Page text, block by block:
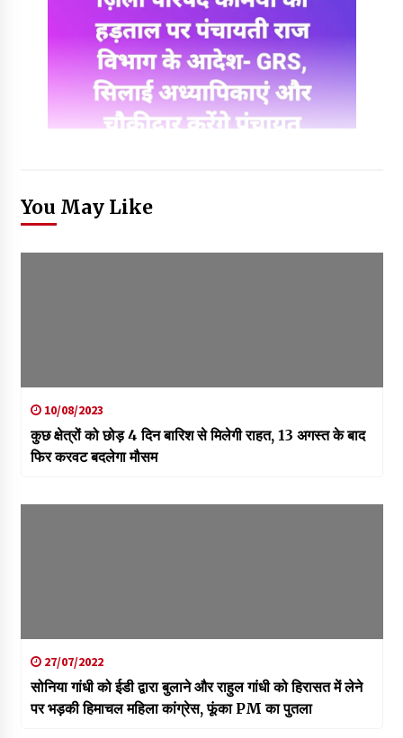
You May Like
10/08/2023
कुछ क्षेत्रों को छोड़ 4 दिन बारिश से मिलेगी राहत, 13 अगस्त के बाद
फिर करवट बदलेगा मौसम
27/07/2022
सोनिया गांधी को ईडी द्वारा बुलाने और राहुल गांधी को हिरासत में लेने
पर भड़की हिमाचल महिला कांग्रेस, फूंका PM का पुतला